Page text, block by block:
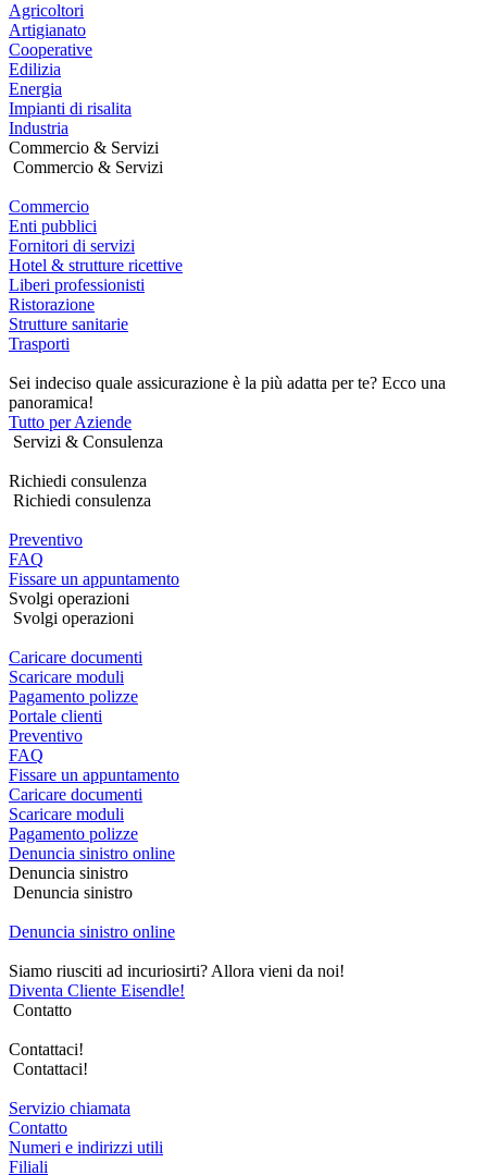
Agricoltori
Artigianato
Cooperative
Edilizia
Energia
Impianti di risalita
Industria
Commercio & Servizi
Commercio & Servizi
Commercio
Enti pubblici
Fornitori di servizi
Hotel & strutture ricettive
Liberi professionisti
Ristorazione
Strutture sanitarie
Trasporti
Sei indeciso quale assicurazione è la più adatta per te? Ecco una
panoramica!
Tutto per Aziende
Servizi & Consulenza
Richiedi consulenza
Richiedi consulenza
Preventivo
FAQ
Fissare un appuntamento
Svolgi operazioni
Svolgi operazioni
Caricare documenti
Scaricare moduli
Pagamento polizze
Portale clienti
Preventivo
FAQ
Fissare un appuntamento
Caricare documenti
Scaricare moduli
Pagamento polizze
Denuncia sinistro online
Denuncia sinistro
Denuncia sinistro
Denuncia sinistro online
Siamo riusciti ad incuriosirti? Allora vieni da noi!
Diventa Cliente Eisendle!
Contatto
Contattaci!
Contattaci!
Servizio chiamata
Contatto
Numeri e indirizzi utili
Filiali